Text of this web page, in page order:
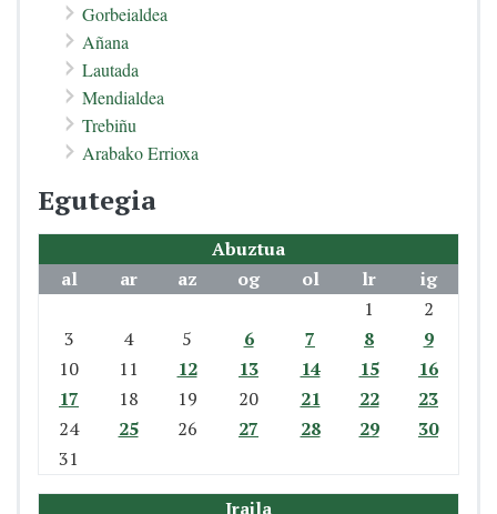
Gorbeialdea
Añana
Lautada
Mendialdea
Trebiñu
Arabako Errioxa
Egutegia
Abuztua
al
ar az og ol lr
ig
1
2
3
4 5 6 7 8
9
10
11 12 13 14 15
16
17
18 19 20 21 22
23
24
25 26 27 28 29
30
31
Iraila